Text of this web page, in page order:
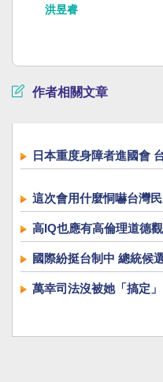
洪昱睿
作者相關文章
日本重度身障者進國會
這次會用什麼恫嚇台灣民
高IQ也應有高倫理道德觀
國際紛挺台制中 總統候
萬幸司法沒被她「搞定」